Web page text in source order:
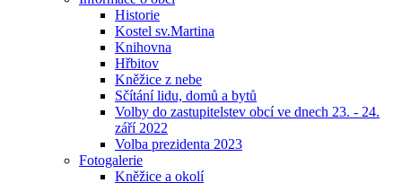
Historie
Kostel sv.Martina
Knihovna
Hřbitov
Kněžice z nebe
Sčítání lidu, domů a bytů
Volby do zastupitelstev obcí ve dnech 23. - 24.
září 2022
Volba prezidenta 2023
Fotogalerie
Kněžice a okolí